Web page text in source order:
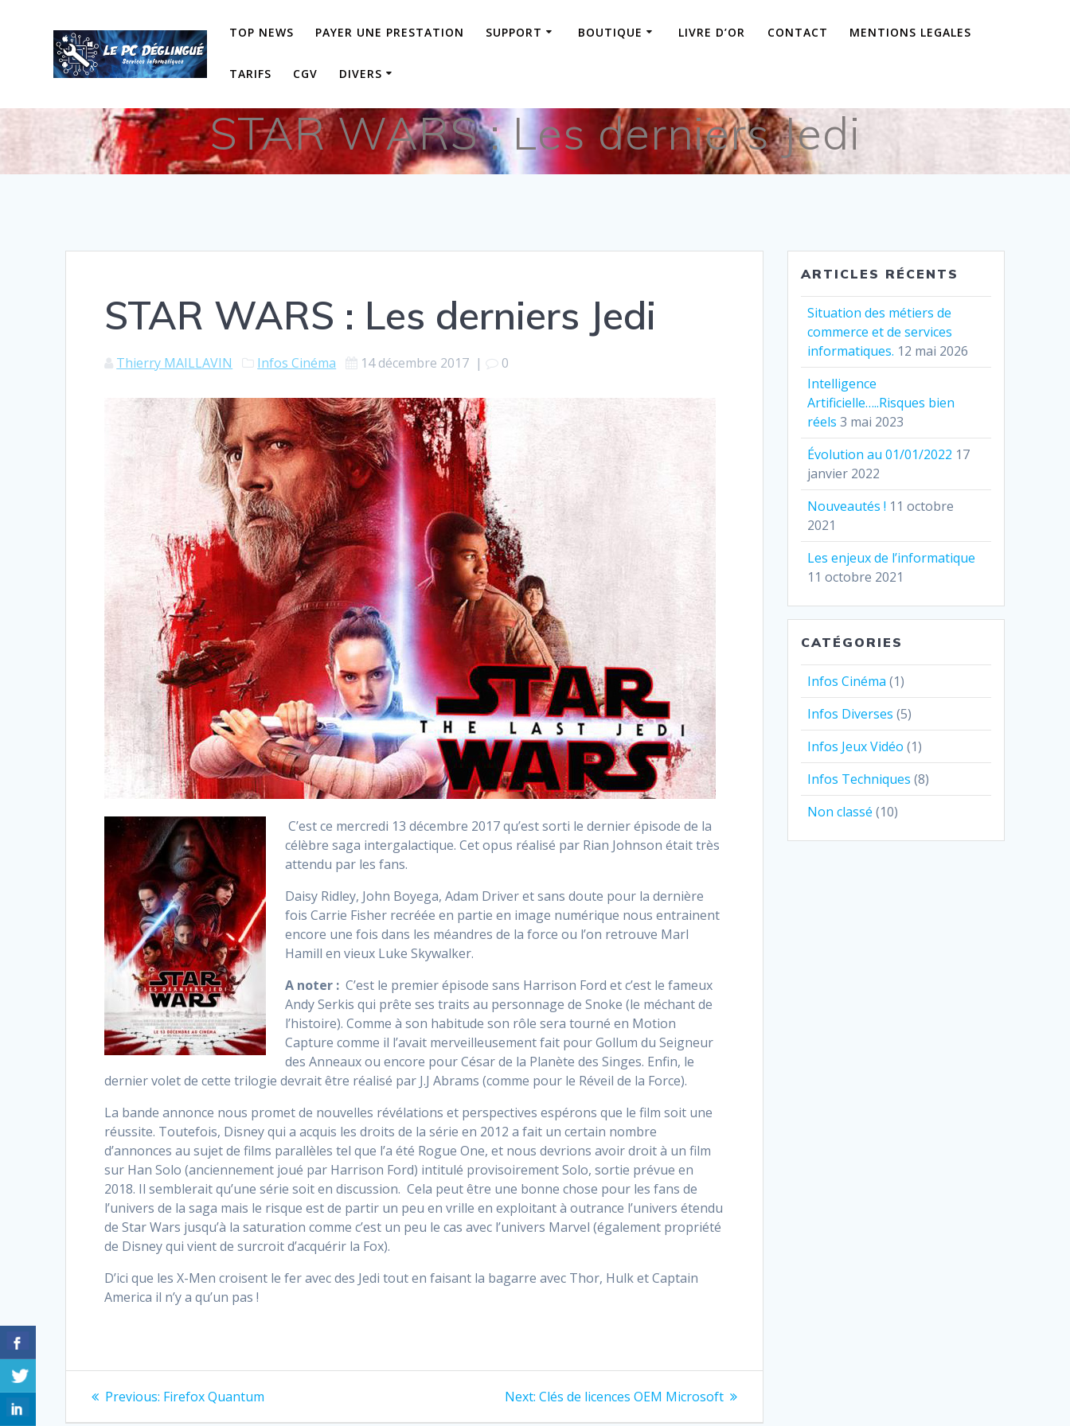
TOP NEWS PAYER UNE PRESTATION SUPPORT BOUTIQUE LIVRE D’OR CONTACT MENTIONS LEGALES
TARIFS CGV DIVERS
STAR WARS : Les derniers Jedi
STAR WARS : Les derniers Jedi
Thierry MAILLAVIN Infos Cinéma 14 décembre 2017 | 0
C’est ce mercredi 13 décembre 2017 qu’est sorti le dernier épisode de la
célèbre saga intergalactique. Cet opus réalisé par Rian Johnson était très
attendu par les fans.
Daisy Ridley, John Boyega, Adam Driver et sans doute pour la dernière
fois Carrie Fisher recréée en partie en image numérique nous entrainent
encore une fois dans les méandres de la force ou l’on retrouve Marl
Hamill en vieux Luke Skywalker.
A noter : C’est le premier épisode sans Harrison Ford et c’est le fameux
Andy Serkis qui prête ses traits au personnage de Snoke (le méchant de
l’histoire). Comme à son habitude son rôle sera tourné en Motion
Capture comme il l’avait merveilleusement fait pour Gollum du Seigneur
des Anneaux ou encore pour César de la Planète des Singes. Enfin, le
dernier volet de cette trilogie devrait être réalisé par J.J Abrams (comme pour le Réveil de la Force).
La bande annonce nous promet de nouvelles révélations et perspectives espérons que le film soit une
réussite. Toutefois, Disney qui a acquis les droits de la série en 2012 a fait un certain nombre
d’annonces au sujet de films parallèles tel que l’a été Rogue One, et nous devrions avoir droit à un film
sur Han Solo (anciennement joué par Harrison Ford) intitulé provisoirement Solo, sortie prévue en
2018. Il semblerait qu’une série soit en discussion. Cela peut être une bonne chose pour les fans de
l’univers de la saga mais le risque est de partir un peu en vrille en exploitant à outrance l’univers étendu
de Star Wars jusqu’à la saturation comme c’est un peu le cas avec l’univers Marvel (également propriété
de Disney qui vient de surcroit d’acquérir la Fox).
D’ici que les X-Men croisent le fer avec des Jedi tout en faisant la bagarre avec Thor, Hulk et Captain
America il n’y a qu’un pas !
Navigation
Previous: Previous
Firefox Quantum Next: Next
Clés de licences OEM Microsoft
ARTICLES RÉCENTS
Situation des métiers de
commerce et de services
informatiques. 12 mai 2026
Intelligence
Artificielle…..Risques bien
réels 3 mai 2023
Évolution au 01/01/2022 17
janvier 2022
Nouveautés ! 11 octobre
2021
Les enjeux de l’informatique
11 octobre 2021
CATÉGORIES
Infos Cinéma (1)
Infos Diverses (5)
Infos Jeux Vidéo (1)
Infos Techniques (8)
Non classé (10)